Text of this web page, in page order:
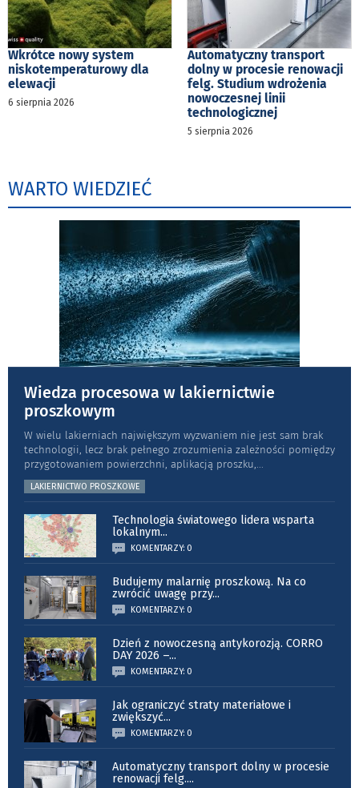
Wkrótce nowy system
niskotemperaturowy dla
elewacji
6 sierpnia 2026
Automatyczny transport
dolny w procesie renowacji
felg. Studium wdrożenia
nowoczesnej linii
technologicznej
5 sierpnia 2026
WARTO WIEDZIEĆ
Wiedza procesowa w lakiernictwie
proszkowym
W wielu lakierniach największym wyzwaniem nie jest sam brak
technologii, lecz brak pełnego zrozumienia zależności pomiędzy
przygotowaniem powierzchni, aplikacją proszku,
LAKIERNICTWO PROSZKOWE
Technologia światowego lidera wsparta
lokalnym...
KOMENTARZY: 0
Budujemy malarnię proszkową. Na co
zwrócić uwagę przy...
KOMENTARZY: 0
Dzień z nowoczesną antykorozją. CORRO
DAY 2026 –...
KOMENTARZY: 0
Jak ograniczyć straty materiałowe i
zwiększyć...
KOMENTARZY: 0
Automatyczny transport dolny w procesie
renowacji felg....